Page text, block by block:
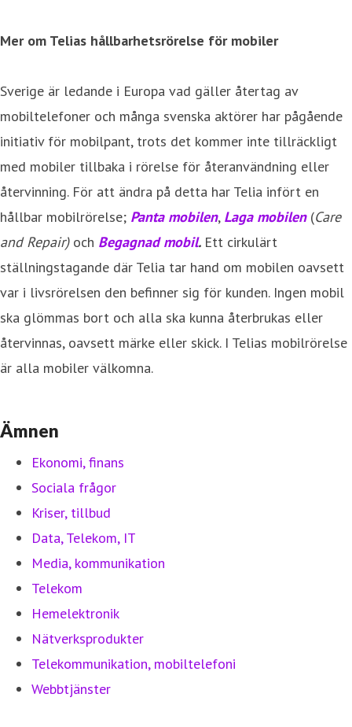
Mer om Telias hållbarhetsrörelse för mobiler
Sverige är ledande i Europa vad gäller återtag av
mobiltelefoner och många svenska aktörer har pågående
initiativ för mobilpant, trots det kommer inte tillräckligt
med mobiler tillbaka i rörelse för återanvändning eller
återvinning. För att ändra på detta har Telia infört en
hållbar mobilrörelse; Panta mobilen, Laga mobilen(Care
andRepair)och Begagnad mobil. Ett cirkulärt
ställningstagande där Telia tar hand om mobilen oavsett
var i livsrörelsen den befinner sig för kunden. Ingen mobil
ska glömmas bort och alla ska kunna återbrukas eller
återvinnas, oavsett märke eller skick. I Telias mobilrörelse
är alla mobiler välkomna.
Ämnen
Ekonomi, finans
Sociala frågor
Kriser, tillbud
Data, Telekom, IT
Media, kommunikation
Telekom
Hemelektronik
Nätverksprodukter
Telekommunikation, mobiltelefoni
Webbtjänster